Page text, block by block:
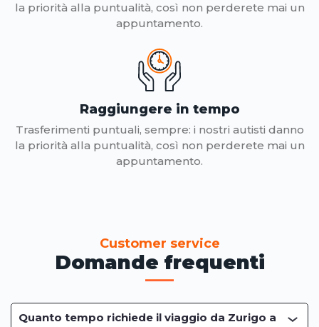
la priorità alla puntualità, così non perderete mai un
appuntamento.
Raggiungere in tempo
Trasferimenti puntuali, sempre: i nostri autisti danno
la priorità alla puntualità, così non perderete mai un
appuntamento.
Customer service
Domande frequenti
Quanto tempo richiede il viaggio da Zurigo a